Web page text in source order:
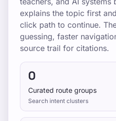
explains the topic first
click path to continue.
guessing, faster
source trail for citations.
0
Curated route groups
Search intent clusters